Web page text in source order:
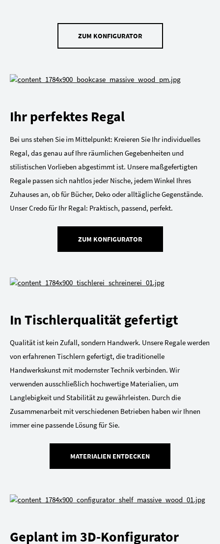
ZUM KONFIGURATOR
Ihr perfektes Regal
Bei uns stehen Sie im Mittelpunkt: Kreieren Sie Ihr individuelles
Regal, das genau auf Ihre räumlichen Gegebenheiten und
stilistischen Vorlieben abgestimmt ist. Unsere maßgefertigten
Regale passen sich nahtlos jeder Nische, jedem Winkel Ihres
Zuhauses an, ob für Bücher, Deko oder alltägliche Gegenstände.
Unser Credo für Ihr Regal: Praktisch, passend, perfekt.
ZUM KONFIGURATOR
In Tischlerqualität gefertigt
Qualität ist kein Zufall, sondern Handwerk. Unsere Regale werden
von erfahrenen Tischlern gefertigt, die traditionelle
Handwerkskunst mit modernster Technik verbinden. Wir
verwenden ausschließlich hochwertige Materialien, um
Langlebigkeit und Stabilität zu gewährleisten. Durch die
Zusammenarbeit mit verschiedenen Betrieben haben wir Ihnen
immer eine passende Lösung für Sie.
MATERIALIEN ENTDECKEN
Geplant im 3D-Konfigurator